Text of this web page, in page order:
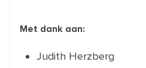
Met dank aan:
Judith Herzberg